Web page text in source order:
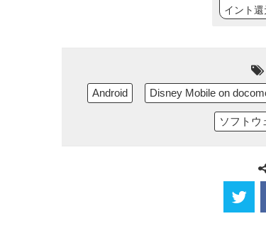
イント還
Android Disney Mobile on
ソフトウ